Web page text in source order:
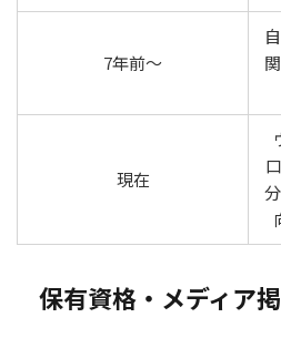
7年前～
現在
保有資格・メディア